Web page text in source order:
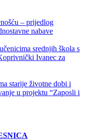
– prijedlog
nabave
srednjih škola s
Ivanec za
starije životne dobi i
u projektu “Zaposli i